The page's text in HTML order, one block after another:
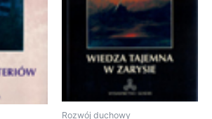
Rozwój duchowy